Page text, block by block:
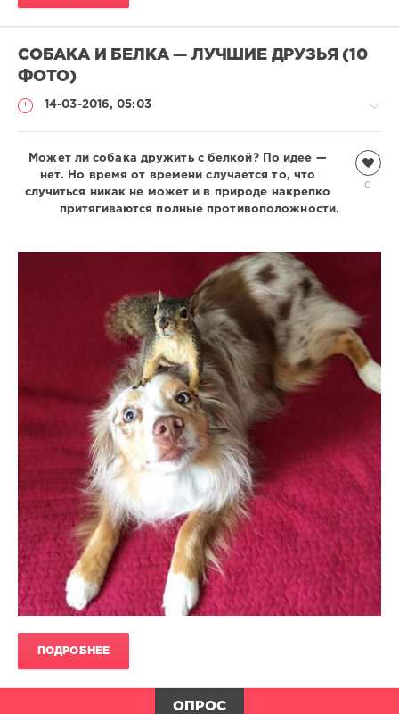
СОБАКА И БЕЛКА — ЛУЧШИЕ ДРУЗЬЯ (10
ФОТО)
14-03-2016, 05:03
Всякая
всячина
0
Может ли собака дружить с белкой? По идее —
нет. Но время от времени случается то, что
случиться никак не может и в природе накрепко
притягиваются полные противоположности.
ПОДРОБНЕЕ
ОПРОС